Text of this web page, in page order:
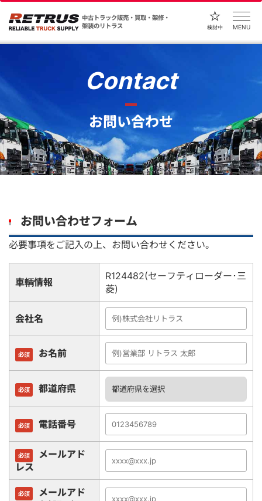
中古トラック販売・買取・架修・
架装のリトラス
検討中 MENU
Contact
お問い合わせ
お問い合わせフォーム
必要事項をご記入の上、お問い合わせください。
車輌情報
R124482(セーフティローダー･三
菱)
会社名
必須 お名前
必須 都道府県
必須 電話番号
必須
メールアド
レス
必須
メールアド